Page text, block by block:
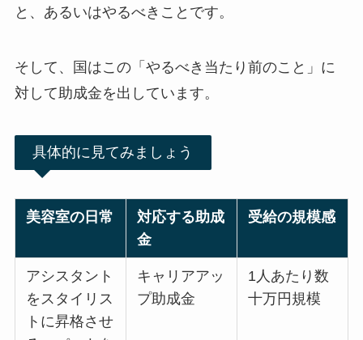
と、あるいはやるべきことです。
そして、国はこの「やるべき当たり前のこと」に
対して助成金を出しています。
具体的に見てみましょう
美容室の日常
対応する助成
金
受給の規模感
アシスタント
をスタイリス
トに昇格させ
キャリアアッ
プ助成金
1人あたり数
十万円規模